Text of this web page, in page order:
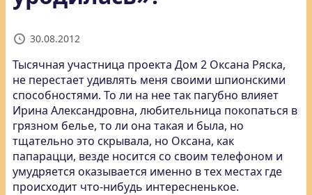
30.08.2012
Тысячная участница проекта Дом 2 Оксана Ряска,
не перестает удивлять меня своими шпионскими
способностями. То ли на нее так пагубно влияет
Ирина Александровна, любительница покопаться в
грязном белье, то ли она такая и была, но
тщательно это скрывала, но Оксана, как
папарацци, везде носится со своим телефоном и
умудряется оказывается именно в тех местах где
происходит что-нибудь интересненькое.